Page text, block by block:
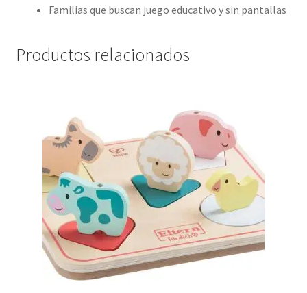
Familias que buscan juego educativo y sin pantallas
Productos relacionados